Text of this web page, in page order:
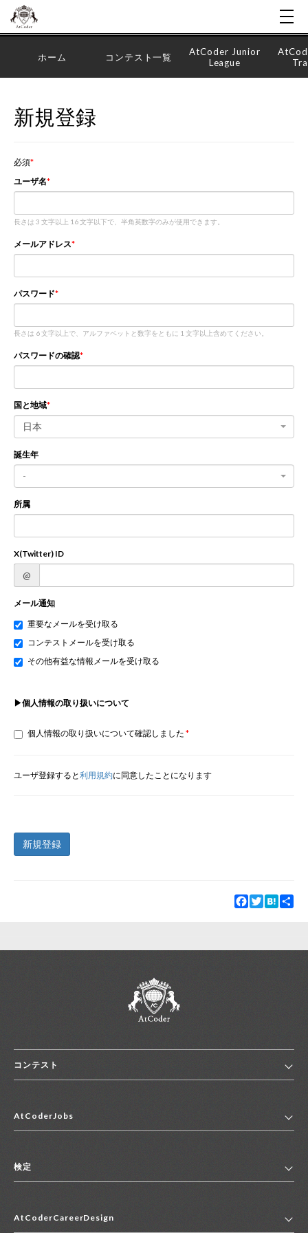
ホーム コンテスト一覧
AtCoder Junior
League
新規登録
必須
ユーザ名
長さは 3 文字以上 16 文字以下で、半角英数字のみが使用できます。
メールアドレス
パスワード
長さは 6 文字以上で、アルファベットと数字をともに 1 文字以上含めてください。
パスワードの確認
国と地域
日本
誕生年
-
所属
X(Twitter) ID
@
メール通知
重要なメールを受け取る
コンテストメールを受け取る
その他有益な情報メールを受け取る
▶個人情報の取り扱いについて
個人情報の取り扱いについて確認しました
ユーザ登録すると利用規約に同意したことになります
新規登録
Facebook
TwitterHatena
コンテスト
コンテスト一覧
便利リンク集
AtCoderJobs
2027年新卒採用求人一覧
中途採用求人一覧
検定
マイページ
AtCoderCareerDesign